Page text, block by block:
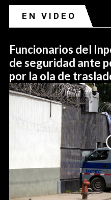
EN VIDEO
Funcionarios del
de seguridad ante
por la ola de